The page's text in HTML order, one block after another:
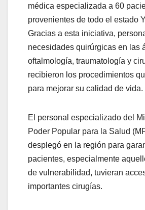
médica especializada a 60
provenientes de todo el estado
Gracias a esta iniciativa,
necesidades quirúrgicas en las
oftalmología, traumatología y
recibieron los procedimientos
para mejorar su calidad de vida.
El personal especializado del
Poder Popular para la Salud
desplegó en la región para
pacientes, especialmente
de vulnerabilidad, tuvieran
importantes cirugías.